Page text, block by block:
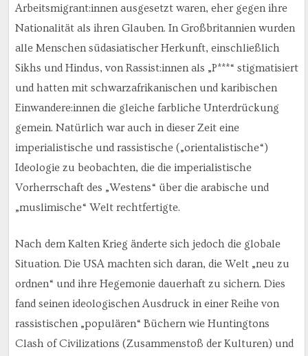
Arbeitsmigrant:innen ausgesetzt waren, eher gegen ihre
Nationalität als ihren Glauben. In Großbritannien wurden
alle Menschen südasiatischer Herkunft, einschließlich
Sikhs und Hindus, von Rassist:innen als „P***“ stigmatisiert
und hatten mit schwarzafrikanischen und karibischen
Einwandere:innen die gleiche farbliche Unterdrückung
gemein. Natürlich war auch in dieser Zeit eine
imperialistische und rassistische („orientalistische“)
Ideologie zu beobachten, die die imperialistische
Vorherrschaft des „Westens“ über die arabische und
„muslimische“ Welt rechtfertigte.
Nach dem Kalten Krieg änderte sich jedoch die globale
Situation. Die USA machten sich daran, die Welt „neu zu
ordnen“ und ihre Hegemonie dauerhaft zu sichern. Dies
fand seinen ideologischen Ausdruck in einer Reihe von
rassistischen „populären“ Büchern wie Huntingtons
Clash of Civilizations (Zusammenstoß der Kulturen) und